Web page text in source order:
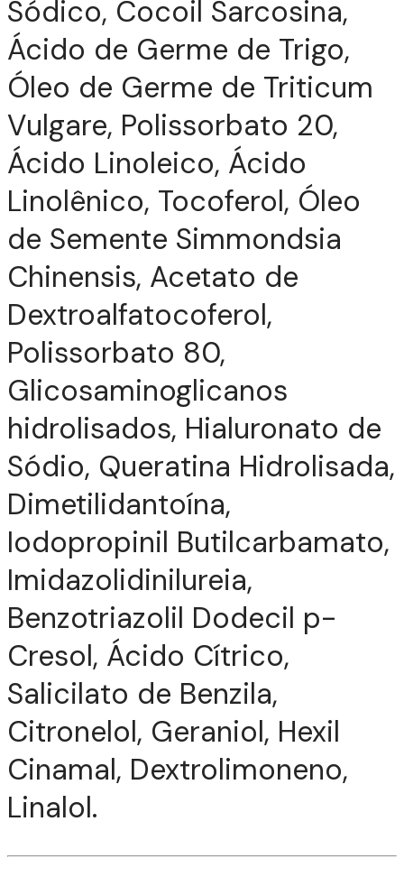
Sódico, Cocoil Sarcosina,
Ácido de Germe de Trigo,
Óleo de Germe de Triticum
Vulgare, Polissorbato 20,
Ácido Linoleico, Ácido
Linolênico, Tocoferol, Óleo
de Semente Simmondsia
Chinensis, Acetato de
Dextroalfatocoferol,
Polissorbato 80,
Glicosaminoglicanos
hidrolisados, Hialuronato de
Sódio, Queratina Hidrolisada,
Dimetilidantoína,
Iodopropinil Butilcarbamato,
Imidazolidinilureia,
Benzotriazolil Dodecil p-
Cresol, Ácido Cítrico,
Salicilato de Benzila,
Citronelol, Geraniol, Hexil
Cinamal, Dextrolimoneno,
Linalol.